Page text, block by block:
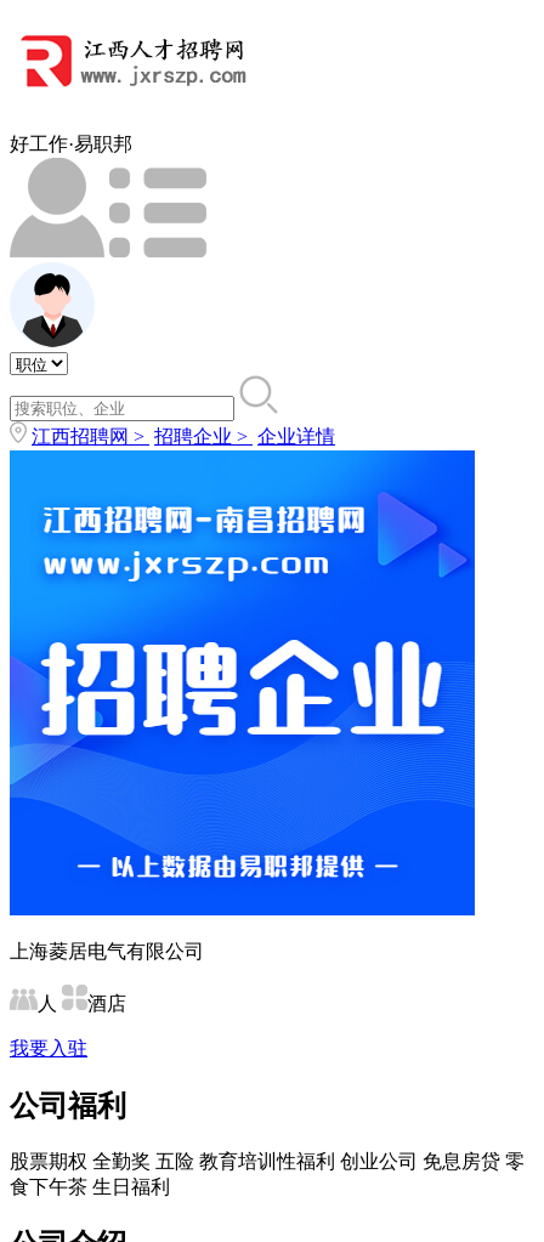
好工作·易职邦
江西招聘网 > 招聘企业 > 企业详情
上海菱居电气有限公司
人 酒店
我要入驻
公司福利
股票期权 全勤奖 五险 教育培训性福利 创业公司 免息房贷 零
食下午茶 生日福利